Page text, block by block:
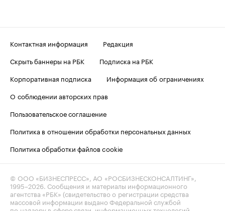
Контактная информация
Редакция
Скрыть баннеры на РБК
Подписка на РБК
Корпоративная подписка
Информация об ограничениях
О соблюдении авторских прав
Пользовательское соглашение
Политика в отношении обработки персональных данных
Политика обработки файлов cookie
© ООО «БИЗНЕСПРЕСС», АО «РОСБИЗНЕСКОНСАЛТИНГ»,
1995–2026 . Сообщения и материалы информационного
агентства «РБК» (свидетельство о регистрации средства
массовой информации выдано Федеральной службой